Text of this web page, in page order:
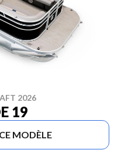
2026
19
MODÈLE